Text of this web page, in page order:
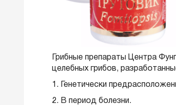
Грибные препараты Центра
целебных грибов,
1. Генетически
2. В период болезни.